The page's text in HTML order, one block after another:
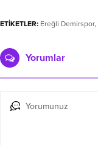
ETİKETLER: Ereğli Demirspor,
Yorumlar